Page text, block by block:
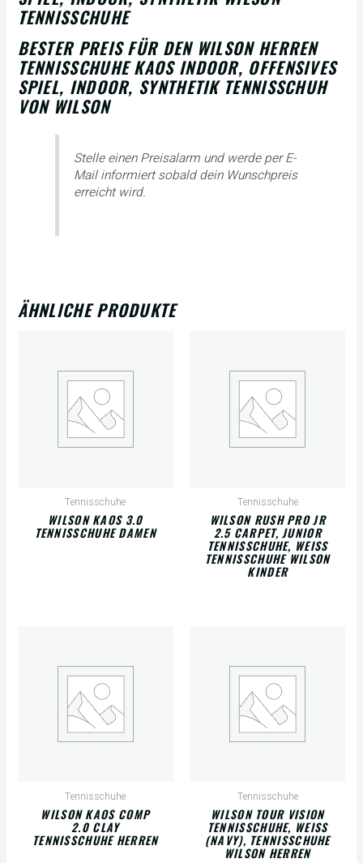
TENNISSCHUHE
BESTER PREIS FÜR DEN WILSON HERREN
TENNISSCHUHE KAOS INDOOR, OFFENSIVES
SPIEL, INDOOR, SYNTHETIK TENNISSCHUH
VON WILSON
Stelle einen Preisalarm und werde per E-
Mail informiert sobald dein Wunschpreis
erreicht wird.
ÄHNLICHE PRODUKTE
Tennisschuhe
WILSON KAOS 3.0
TENNISSCHUHE DAMEN
Tennisschuhe
WILSON RUSH PRO JR
2.5 CARPET, JUNIOR
TENNISSCHUHE, WEISS T
ENNISSCHUHE WILSON K
INDER
Tennisschuhe
WILSON KAOS COMP
2.0 CLAY
TENNISSCHUHE HERREN
Tennisschuhe
WILSON TOUR VISION
TENNISSCHUHE, WEISS (
NAVY), TENNISSCHUHE W
ILSON HERREN